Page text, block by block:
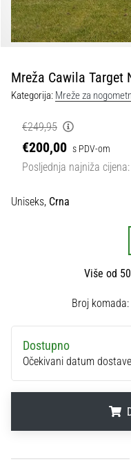
tisak
i
obradu
1. 7. 2025
1 min. čitanja
Play
for
Victories
dresovima
kopačkama
Nike,
Budi
Mreža Cawila Target
Kategorija: Mreže za
€249,95
€200,00 s PDV-om
Posljednja najniža cijena:
Uniseks, Crna
Više od
Broj komada:
Dostupno
Očekivani datum